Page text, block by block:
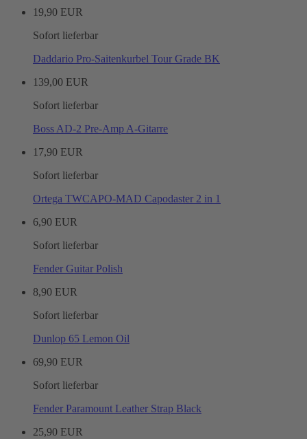
19,90 EUR
Sofort lieferbar
Daddario Pro-Saitenkurbel Tour Grade BK
139,00 EUR
Sofort lieferbar
Boss AD-2 Pre-Amp A-Gitarre
17,90 EUR
Sofort lieferbar
Ortega TWCAPO-MAD Capodaster 2 in 1
6,90 EUR
Sofort lieferbar
Fender Guitar Polish
8,90 EUR
Sofort lieferbar
Dunlop 65 Lemon Oil
69,90 EUR
Sofort lieferbar
Fender Paramount Leather Strap Black
25,90 EUR